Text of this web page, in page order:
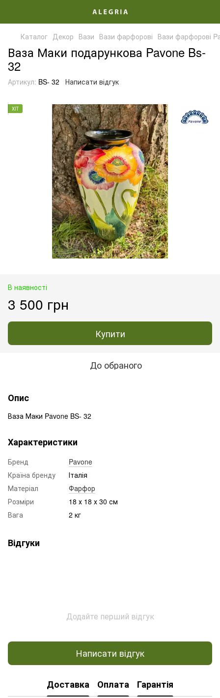
Каталог Декор Вази Вази фарфорові Вази фарфорові
Ваза Маки подарункова Pavone Bs-
32
Артикул: BS- 32 Написати відгук
ХІТ
В наявності
3 500 грн
Купити
До обраного
Опис
Ваза Маки Pavone BS- 32
Характеристики
Бренд
Pavone
Країна бренду
Італія
Матеріал
Фарфор
Розміри
18 х 18 х 30 см
Вага
2 кг
Відгуки
Додайте перший відгук
Написати відгук
Доставка Оплата Гарантія